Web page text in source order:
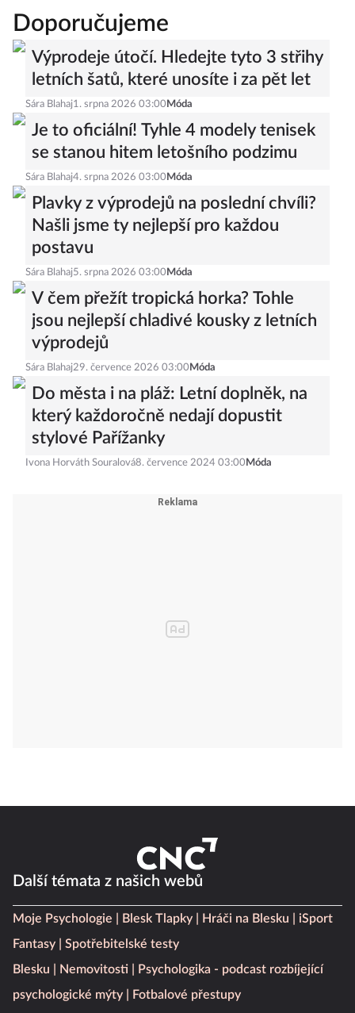
Doporučujeme
Výprodeje útočí. Hledejte tyto 3 střihy
letních šatů, které unosíte i za pět let
Sára Blahaj1. srpna 2026 03:00 Móda
Je to oficiální! Tyhle 4 modely tenisek
se stanou hitem letošního podzimu
Sára Blahaj4. srpna 2026 03:00 Móda
Plavky z výprodejů na poslední chvíli?
Našli jsme ty nejlepší pro každou
postavu
Sára Blahaj5. srpna 2026 03:00 Móda
V čem přežít tropická horka? Tohle
jsou nejlepší chladivé kousky z letních
výprodejů
Sára Blahaj29. července 2026 03:00 Móda
Do města i na pláž: Letní doplněk, na
který každoročně nedají dopustit
stylové Pařížanky
Ivona Horváth Souralová8. července 2024 03:00 Móda
Další témata z našich webů
Moje Psychologie Blesk Tlapky Hráči na Blesku
iSport
Fantasy
Spotřebitelské testy
Blesku
Nemovitosti
Psychologika - podcast rozbíjející
psychologické mýty
Fotbalové přestupy